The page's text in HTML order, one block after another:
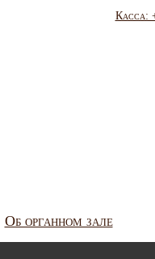
Касса:
Об органном зале